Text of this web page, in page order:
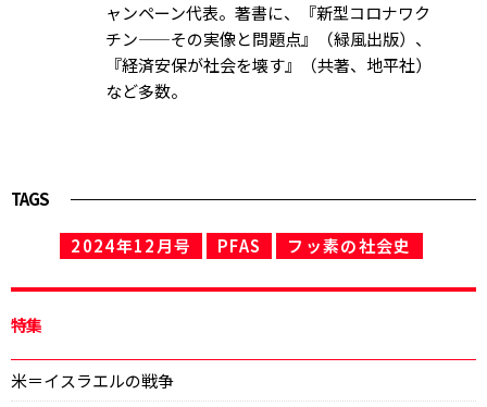
ャンペーン代表。著書に、『新型コロナワク
チン——その実像と問題点』（緑風出版）、
『経済安保が社会を壊す』（共著、地平社）
など多数。
TAGS
2024年12月号 PFAS フッ素の社会史
特集
米＝イスラエルの戦争